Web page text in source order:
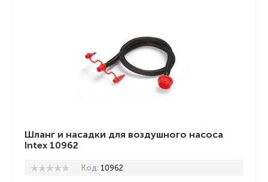
Шланг и насадки для воздушного насоса
Intex 10962
Код: 10962